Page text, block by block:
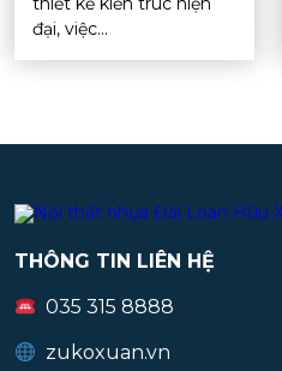
đại, việc...
THÔNG TIN LIÊN HỆ
035 315 8888
zukoxuan.vn